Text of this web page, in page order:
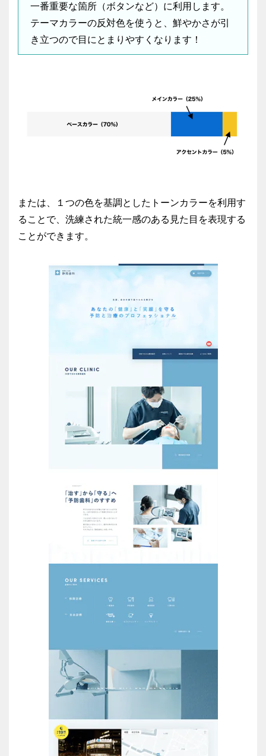
一番重要な箇所（ボタンなど）に利用します。
テーマカラーの反対色を使うと、鮮やかさが引
き立つので目にとまりやすくなります！
または、１つの色を基調としたトーンカラーを利用す
ることで、洗練された統一感のある見た目を表現する
ことができます。